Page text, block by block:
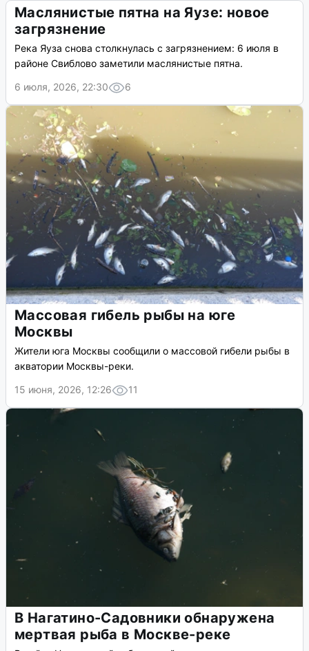
Маслянистые пятна на Яузе: новое
загрязнение
Река Яуза снова столкнулась с загрязнением: 6 июля в
районе Свиблово заметили маслянистые пятна.
6 июля, 2026, 22:30
6
Массовая гибель рыбы на юге
Москвы
Жители юга Москвы сообщили о массовой гибели рыбы в
акватории Москвы-реки.
15 июня, 2026, 12:26
11
В Нагатино-Садовники обнаружена
мертвая рыба в Москве-реке